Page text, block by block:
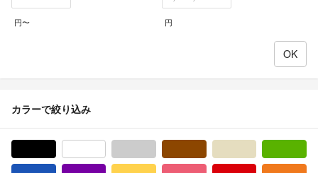
円〜 円
カラーで絞り込み